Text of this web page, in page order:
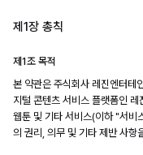
제1장 총칙
제1조 목적
본 약관은 주식회사 레진엔터테
지털 콘텐츠 서비스 플랫폼인
웹툰 및 기타 서비스(이하 "서
의 권리, 의무 및 기타 제반 사항